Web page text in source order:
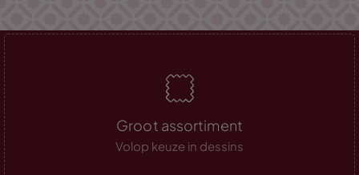
Groot assortiment
Volop keuze in dessins